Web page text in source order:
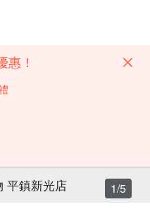
！
平鎮新光店 1/5